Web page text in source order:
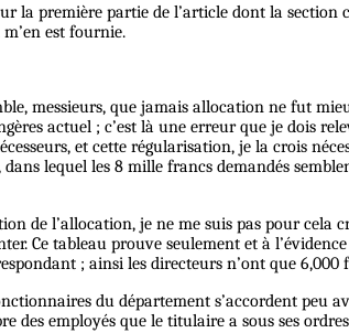
la première partie de l’article dont la
est fournie.
messieurs, que jamais allocation ne fut
actuel ; c’est là une erreur que je dois
et cette régularisation, je la crois
lequel les 8 mille francs demandés
de l’allocation, je ne me suis pas pour
Ce tableau prouve seulement et à
; ainsi les directeurs n’ont que
du département s’accordent peu
des employés que le titulaire a sous ses